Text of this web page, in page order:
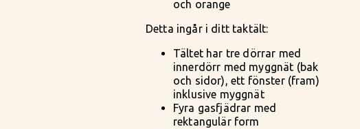
och orange
Detta ingår i ditt taktält:
Tältet har tre dörrar med
innerdörr med myggnät (bak
och sidor), ett fönster (fram)
inklusive myggnät
Fyra gasfjädrar med
rektangulär form